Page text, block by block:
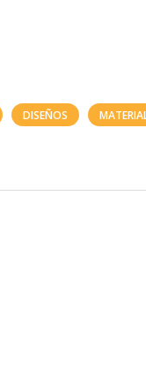
DISEÑOS